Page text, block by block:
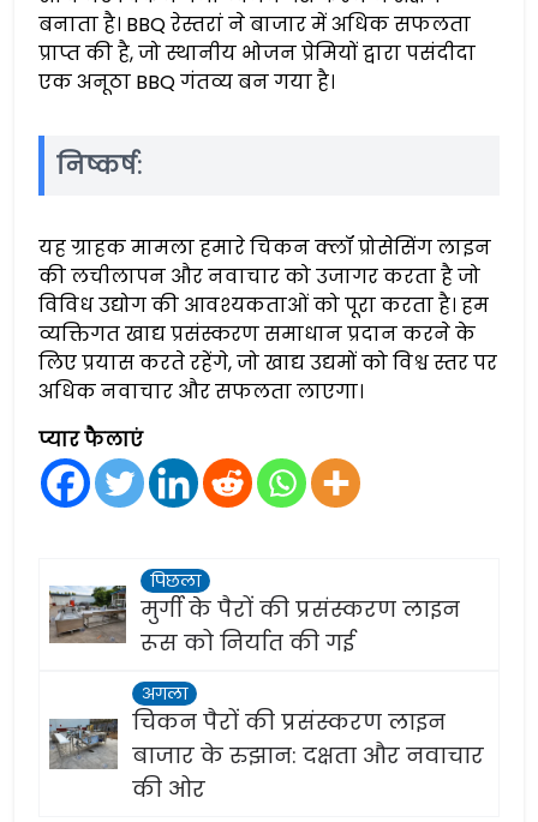
बनाता है। BBQ रेस्तरां ने बाजार में अधिक सफलता
प्राप्त की है, जो स्थानीय भोजन प्रेमियों द्वारा पसंदीदा
एक अनूठा BBQ गंतव्य बन गया है।
निष्कर्ष:
यह ग्राहक मामला हमारे चिकन क्लॉ प्रोसेसिंग लाइन
की लचीलापन और नवाचार को उजागर करता है जो
विविध उद्योग की आवश्यकताओं को पूरा करता है। हम
व्यक्तिगत खाद्य प्रसंस्करण समाधान प्रदान करने के
लिए प्रयास करते रहेंगे, जो खाद्य उद्यमों को विश्व स्तर पर
अधिक नवाचार और सफलता लाएगा।
प्यार फैलाएं
पिछला
मुर्गी के पैरों की प्रसंस्करण लाइन
रूस को निर्यात की गई
अगला
चिकन पैरों की प्रसंस्करण लाइन
बाजार के रुझान: दक्षता और नवाचार
की ओर